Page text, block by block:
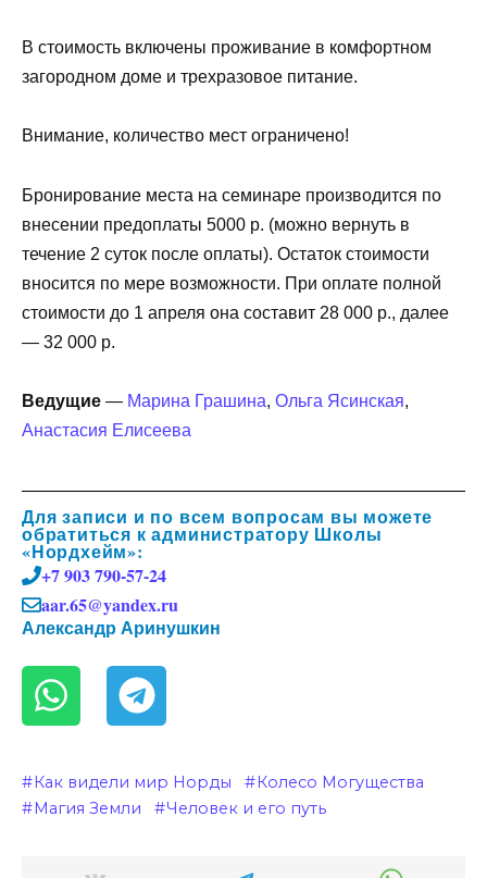
В стоимость включены проживание в комфортном
загородном доме и трехразовое питание.
Внимание, количество мест ограничено!
Бронирование места на семинаре производится по
внесении предоплаты 5000 р. (можно вернуть в
течение 2 суток после оплаты). Остаток стоимости
вносится по мере возможности. При оплате полной
стоимости до 1 апреля она составит 28 000 р., далее
— 32 000 р.
Ведущие — Марина Грашина, Ольга Ясинская,
Анастасия Елисеева
Для записи и по всем вопросам вы можете
обратиться к администратору Школы
«Нордхейм»:
+7 903 790-57-24
aar.65@yandex.ru
Александр Аринушкин
Как видели мир Норды
Колесо Могущества
Магия Земли
Человек и его путь